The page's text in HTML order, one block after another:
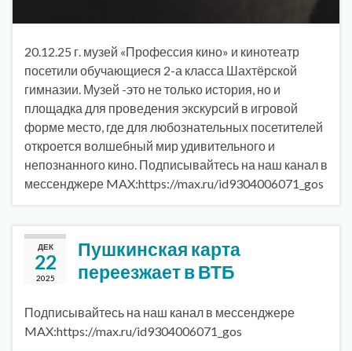
20.12.25 г. музей «Профессия кино» и кинотеатр
посетили обучающиеся 2-а класса Шахтёрской
гимназии. Музей -это не только история, но и
площадка для проведения экскурсий в игровой
форме место, где для любознательных посетителей
откроется волшебный мир удивительного и
непознанного кино. Подписывайтесь на наш канал в
мессенджере MAX:https://max.ru/id9304006071_gos
ДЕК
22
2025
Пушкинская карта
переезжает в ВТБ
Подписывайтесь на наш канал в мессенджере
MAX:https://max.ru/id9304006071_gos